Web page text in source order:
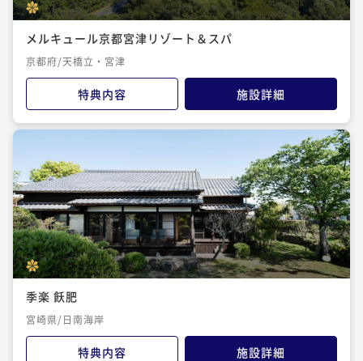
メルキュール京都宮津リゾート＆スパ
京都府/天橋立・宮津
特典内容 施設詳細
季楽 飫肥
宮崎県/日南海岸
特典内容 施設詳細